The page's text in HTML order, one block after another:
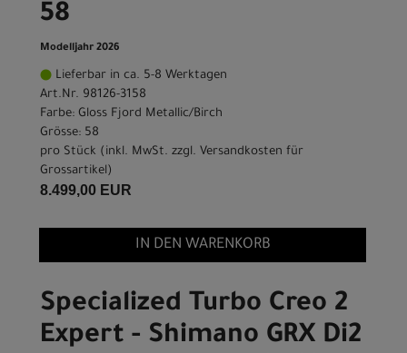
58
Modelljahr 2026
Lieferbar in ca. 5-8 Werktagen
Art.Nr. 98126-3158
Farbe: Gloss Fjord Metallic/Birch
Grösse: 58
pro Stück (inkl. MwSt. zzgl. Versandkosten für
Grossartikel)
8.499,00 EUR
IN DEN WARENKORB
Specialized Turbo Creo 2
Expert - Shimano GRX Di2